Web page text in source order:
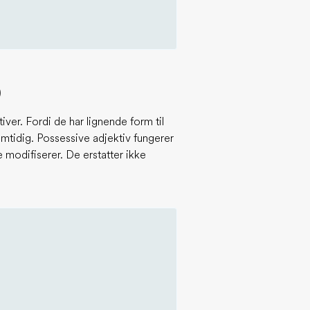
Fordi de har lignende form til
Possessive adjektiv fungerer
modifiserer. De erstatter ikke